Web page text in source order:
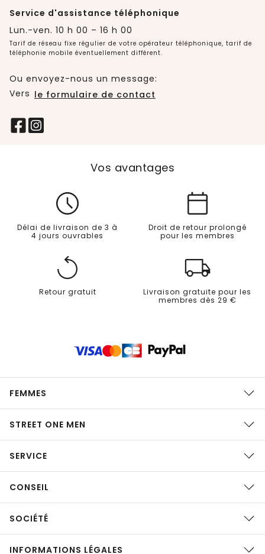
Service d'assistance téléphonique
Lun.-ven. 10 h 00 – 16 h 00
Tarif de réseau fixe régulier de votre opérateur téléphonique, tarif de
téléphonie mobile éventuellement différent.
Ou envoyez-nous un message:
Vers le formulaire de contact
Vos avantages
Délai de livraison de 3 à
4 jours ouvrables
Droit de retour prolongé
pour les membres
Retour gratuit
Livraison gratuite pour les
membres dès 29 €
FEMMES
STREET ONE MEN
SERVICE
CONSEIL
SOCIÉTÉ
INFORMATIONS LÉGALES